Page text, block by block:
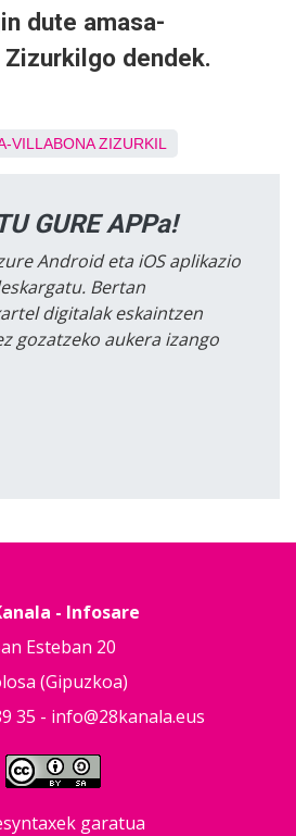
dute amasa-
dendek.
VILLABONA ZIZURKIL
GURE APPa!
Android eta iOS aplikazio
Bertan
digitalak eskaintzen
gozatzeko aukera izango
- Infosare
Esteban 20
(Gipuzkoa)
35 - info@28kanala.eus
garatua